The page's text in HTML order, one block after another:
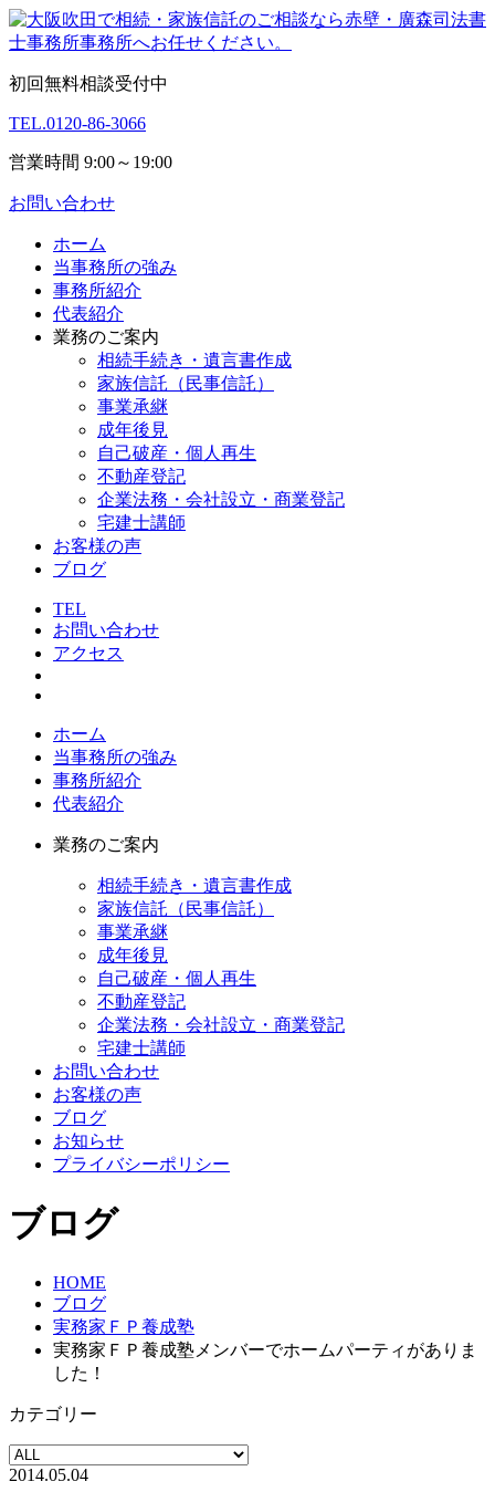
初回無料相談受付中
TEL.0120-86-3066
営業時間 9:00～19:00
お問い合わせ
ホーム
当事務所の強み
事務所紹介
代表紹介
業務のご案内
相続手続き・遺言書作成
家族信託（民事信託）
事業承継
成年後見
自己破産・個人再生
不動産登記
企業法務・会社設立・商業登記
宅建士講師
お客様の声
ブログ
TEL
お問い合わせ
アクセス
ホーム
当事務所の強み
事務所紹介
代表紹介
業務のご案内
相続手続き・遺言書作成
家族信託（民事信託）
事業承継
成年後見
自己破産・個人再生
不動産登記
企業法務・会社設立・商業登記
宅建士講師
お問い合わせ
お客様の声
ブログ
お知らせ
プライバシーポリシー
ブログ
HOME
ブログ
実務家ＦＰ養成塾
実務家ＦＰ養成塾メンバーでホームパーティがありま
した！
カテゴリー
2014.05.04